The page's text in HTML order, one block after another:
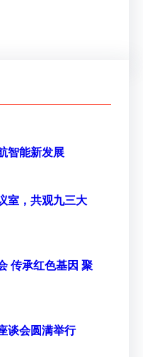
智能新发展
室，共观九三大
传承红色基因 聚
谈会圆满举行